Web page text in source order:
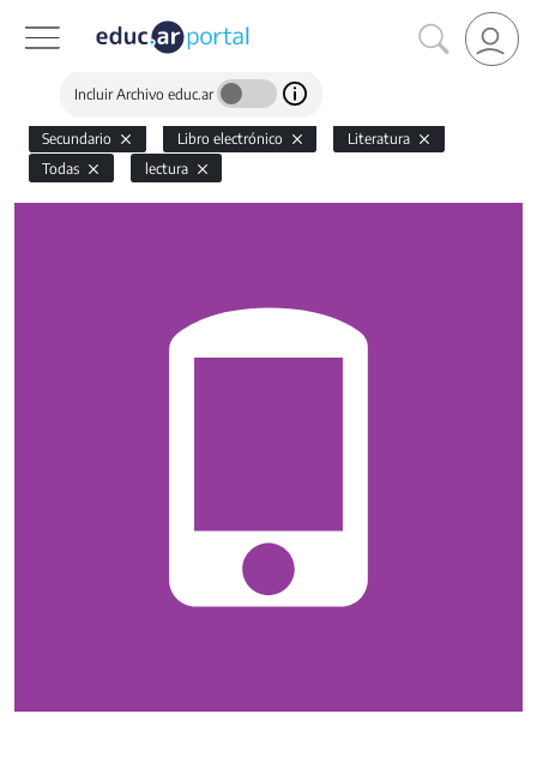
Incluir Archivo educ.ar
Secundario Libro electrónico
Literatura
Todas
lectura